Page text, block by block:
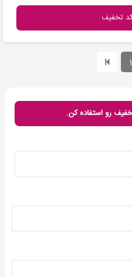
تخفیف
1
رو استفاده کن.